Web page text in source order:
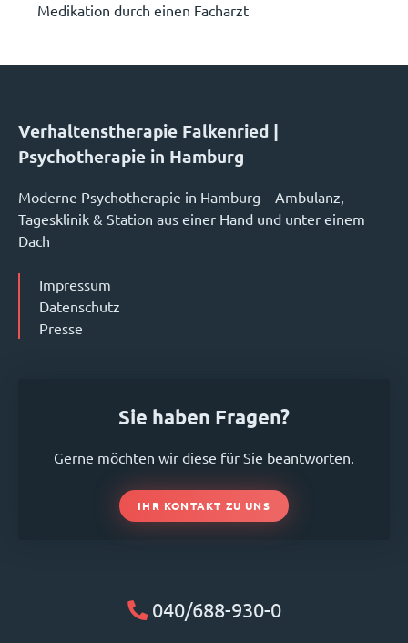
Medikation durch einen Facharzt
Verhaltenstherapie Falkenried |
Psychotherapie in Hamburg
Moderne Psychotherapie in Hamburg – Ambulanz,
Tagesklinik & Station aus einer Hand und unter einem
Dach
Impressum
Datenschutz
Presse
Sie haben Fragen?
Gerne möchten wir diese für Sie beantworten.
IHR KONTAKT ZU UNS
040/688-930-0